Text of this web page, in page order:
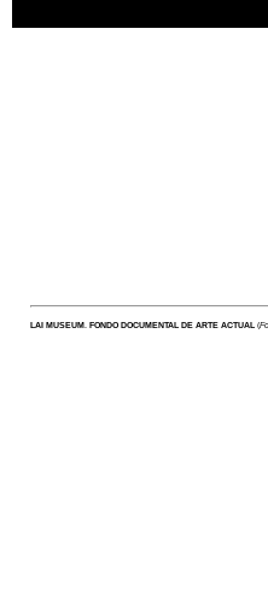
LAI MUSEUM FONDO DOCUMENTAL DE ARTE ACTUAL (